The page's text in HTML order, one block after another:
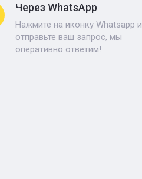
Через WhatsApp
Нажмите на иконку Whatsapp и
отправьте ваш запрос, мы
оперативно ответим!